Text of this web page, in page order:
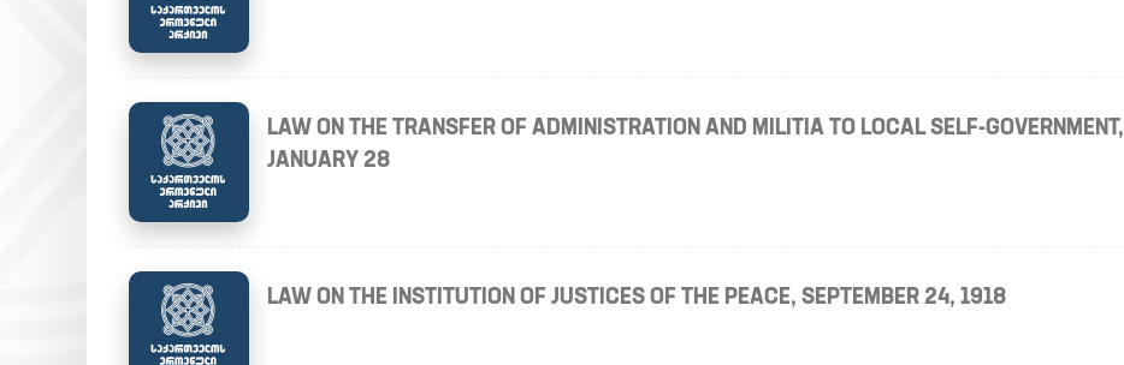
LAW ON THE TRANSFER OF ADMINISTRATION AND MILITIA TO LOCAL SELF-GOVERNMENT,
JANUARY 28
LAW ON THE INSTITUTION OF JUSTICES OF THE PEACE, SEPTEMBER 24, 1918